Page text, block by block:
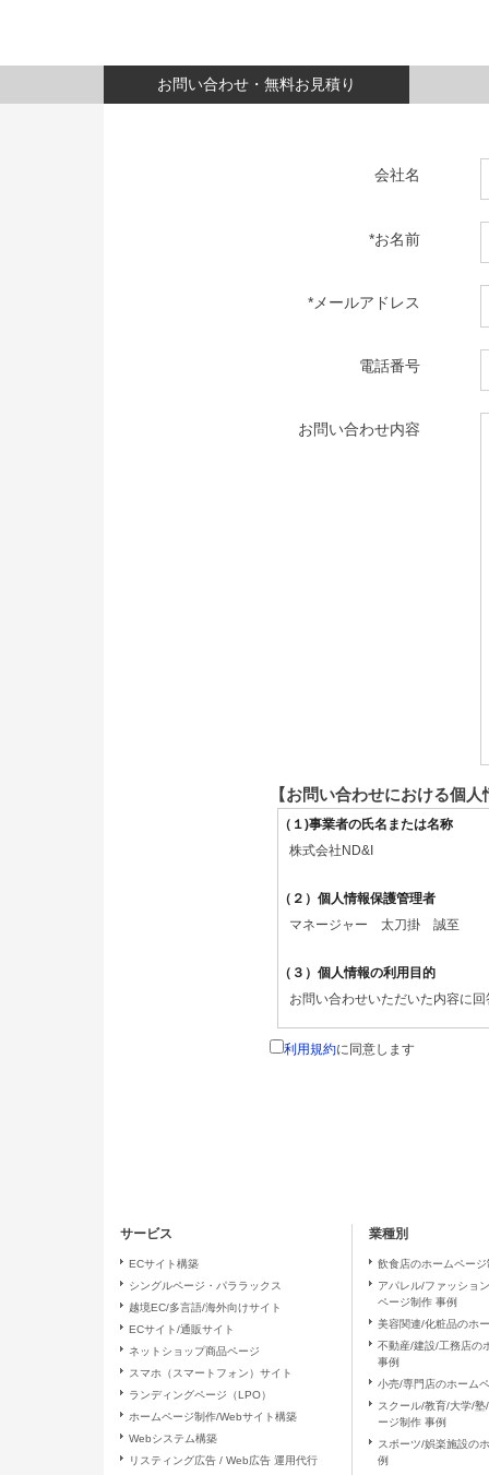
お問い合わせ・無料お見積り
会社名
*お名前
*メールアドレス
電話番号
お問い合わせ内容
【お問い合わせにおける個
（１)事業者の氏名または名称
株式会社ND&I
（２）個人情報保護管理者
マネージャー 太刀掛 誠至
（３）個人情報の利用目的
お問い合わせいただいた内容に
（４）個人情報の第三者提供につ
ご本人からの求めにより、当社
の停止・消去および第三者への
開示等に応ずる窓口は、お問合
（７）本人が容易に認識できない
クッキーやウェブビーコン等を
（８）個人情報の安全管理措置に
取得した個人情報については、
置を講じます。 お問合せへの回
利用規約に同意します
サービス
ECサイト構築
シングルページ・パララックス
越境EC/多言語/海外向けサイト
ECサイト/通販サイト
ネットショップ商品ページ
スマホ（スマートフォン）サイト
ランディングページ（LPO）
ホームページ制作/Webサイト構築
Webシステム構築
リスティング広告 / Web広告 運用代行
業種別
飲食店のホームペー
アパレル/ファッショ
ページ制作 事例
美容関連/化粧品のホ
不動産/建設/工務店の
事例
小売/専門店のホーム
スクール/教育/大学/
ージ制作 事例
スポーツ/娯楽施設の
例